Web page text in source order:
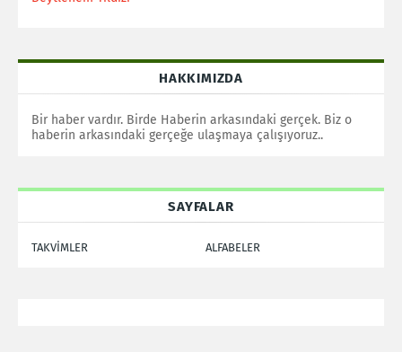
HAKKIMIZDA
Bir haber vardır. Birde Haberin arkasındaki gerçek. Biz o
haberin arkasındaki gerçeğe ulaşmaya çalışıyoruz..
SAYFALAR
TAKVİMLER ALFABELER